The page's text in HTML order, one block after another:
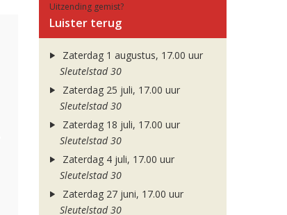
Uitzending gemist?
Luister terug
Zaterdag 1 augustus, 17.00 uur
Sleutelstad 30
Zaterdag 25 juli, 17.00 uur
Sleutelstad 30
Zaterdag 18 juli, 17.00 uur
Sleutelstad 30
Zaterdag 4 juli, 17.00 uur
Sleutelstad 30
Zaterdag 27 juni, 17.00 uur
Sleutelstad 30